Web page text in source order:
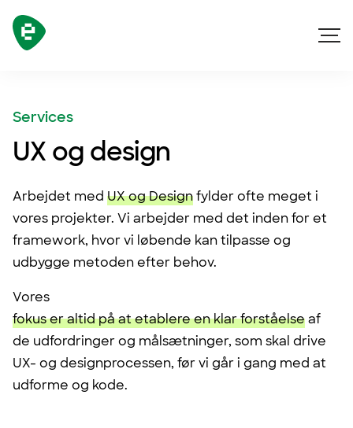
UX og design
Arbejdet med UX og Designfylder ofte meget i
vores projekter. Vi arbejder med det inden for et
framework, hvor vi løbende kan tilpasse og
udbygge metoden efter behov.
Vores
fokus er altid på at etablere en klar forståelseaf
de udfordringer og målsætninger, som skal drive
UX- og designprocessen, før vi går i gang med at
udforme og kode.
Services